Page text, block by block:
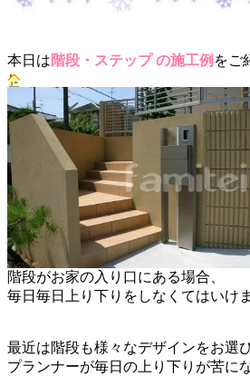
本日は階段・ステップ の施工例 をご
階段がお家の入り口にある場合、
毎日毎日上り下りをしなくてはいけ
最近は階段も様々なデザインをお選
プランナーが毎日の上り下りが苦に